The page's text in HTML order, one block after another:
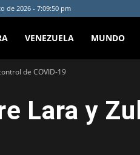
de 2026 - 7:09:50 pm
VENEZUELA MUNDO
de COVID-19
Lara y